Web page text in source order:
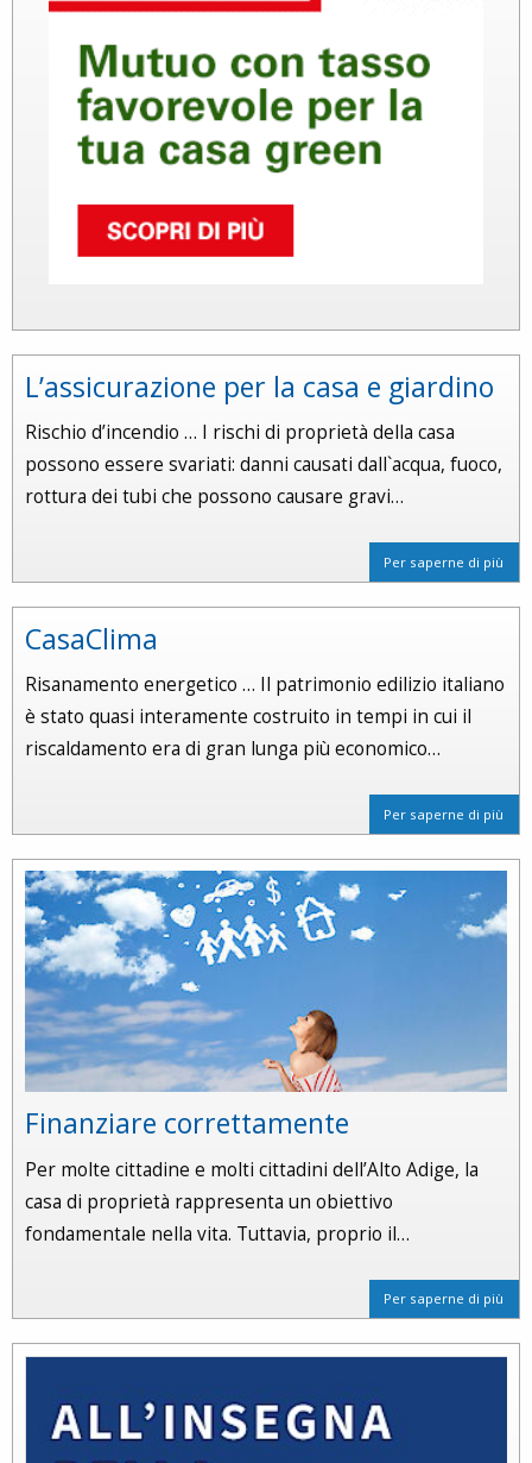
L’assicurazione per la casa e giardino
Rischio d’incendio … I rischi di proprietà della casa
possono essere svariati: danni causati dall`acqua, fuoco,
rottura dei tubi che possono causare gravi…
Per saperne di più
CasaClima
Risanamento energetico … Il patrimonio edilizio italiano
è stato quasi interamente costruito in tempi in cui il
riscaldamento era di gran lunga più economico…
Per saperne di più
Finanziare correttamente
Per molte cittadine e molti cittadini dell’Alto Adige, la
casa di proprietà rappresenta un obiettivo
fondamentale nella vita. Tuttavia, proprio il…
Per saperne di più